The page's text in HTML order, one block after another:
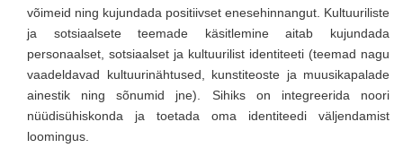
võimeid ning kujundada positiivset enesehinnangut. Kultuuriliste
ja sotsiaalsete teemade käsitlemine aitab kujundada
personaalset, sotsiaalset ja kultuurilist identiteeti (teemad nagu
vaadeldavad kultuurinähtused, kunstiteoste ja muusikapalade
ainestik ning sõnumid jne). Sihiks on integreerida noori
nüüdisühiskonda ja toetada oma identiteedi väljendamist
loomingus.